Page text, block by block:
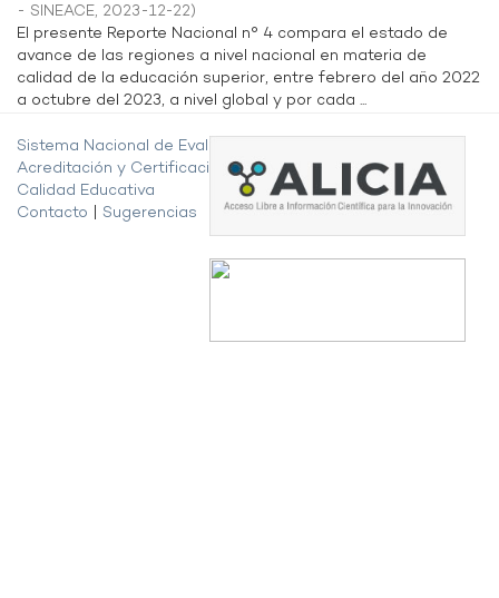
- SINEACE, 2023-12-22)
El presente Reporte Nacional n° 4 compara el estado de
avance de las regiones a nivel nacional en materia de
calidad de la educación superior, entre febrero del año 2022
a octubre del 2023, a nivel global y por cada ...
Sistema Nacional de Evaluación,
Acreditación y Certificación de la
Calidad Educativa
Contacto
Sugerencias